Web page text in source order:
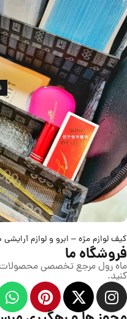
کیف لوازم مژه – ابرو و لوازم آرایشی
فروشگاه ما
ماه رول مرجع تخصصی محصولات
کنید.